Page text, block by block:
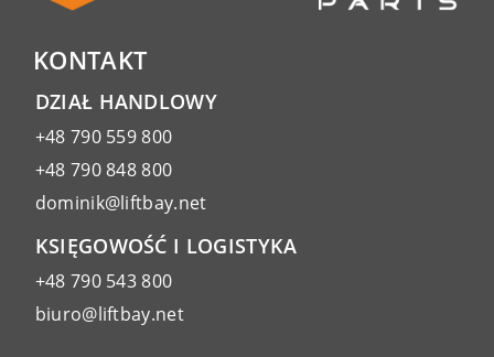
KONTAKT
DZIAŁ HANDLOWY
+48 790 559 800
+48 790 848 800
dominik@liftbay.net
KSIĘGOWOŚĆ I LOGISTYKA
+48 790 543 800
biuro@liftbay.net